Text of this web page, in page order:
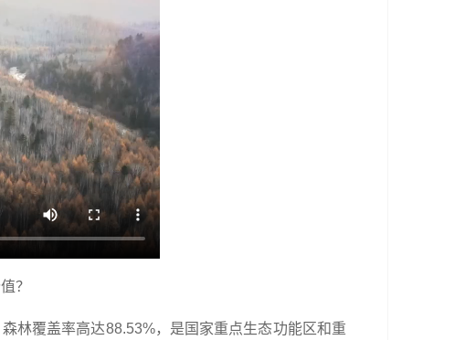
？
林覆盖率高达88.53%，是国家重点生态功能区和重